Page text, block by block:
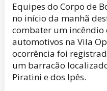
Equipes do Corpo de
no início da manhã
combater um incêndio
automotivos na Vila
ocorrência foi
um barracão
Piratini e dos Ipês.